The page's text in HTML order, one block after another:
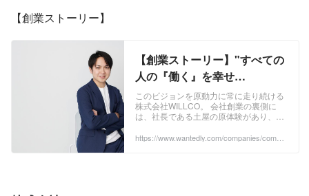
【創業ストーリー】
【創業ストーリー】"すべての
人の『働く』を幸せ
に。"WILLCOはそんな想いの
集合体！ | 社員インタビュー
このビジョンを原動力に常に走り続ける
株式会社WILLCO。 会社創業の裏側に
は、社長である土屋の原体験があり、こ
WILLCOのこれまでとこれから、ビジョ
https://www.wantedly.com/companies/compa